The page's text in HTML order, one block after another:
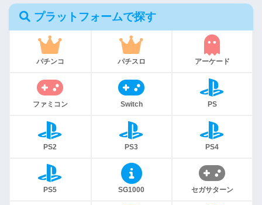
プラットフォームで探す
パチンコ パチスロ アーケード
ファミコン Switch PS
PS2 PS3 PS4
PS5 SG1000 セガサターン